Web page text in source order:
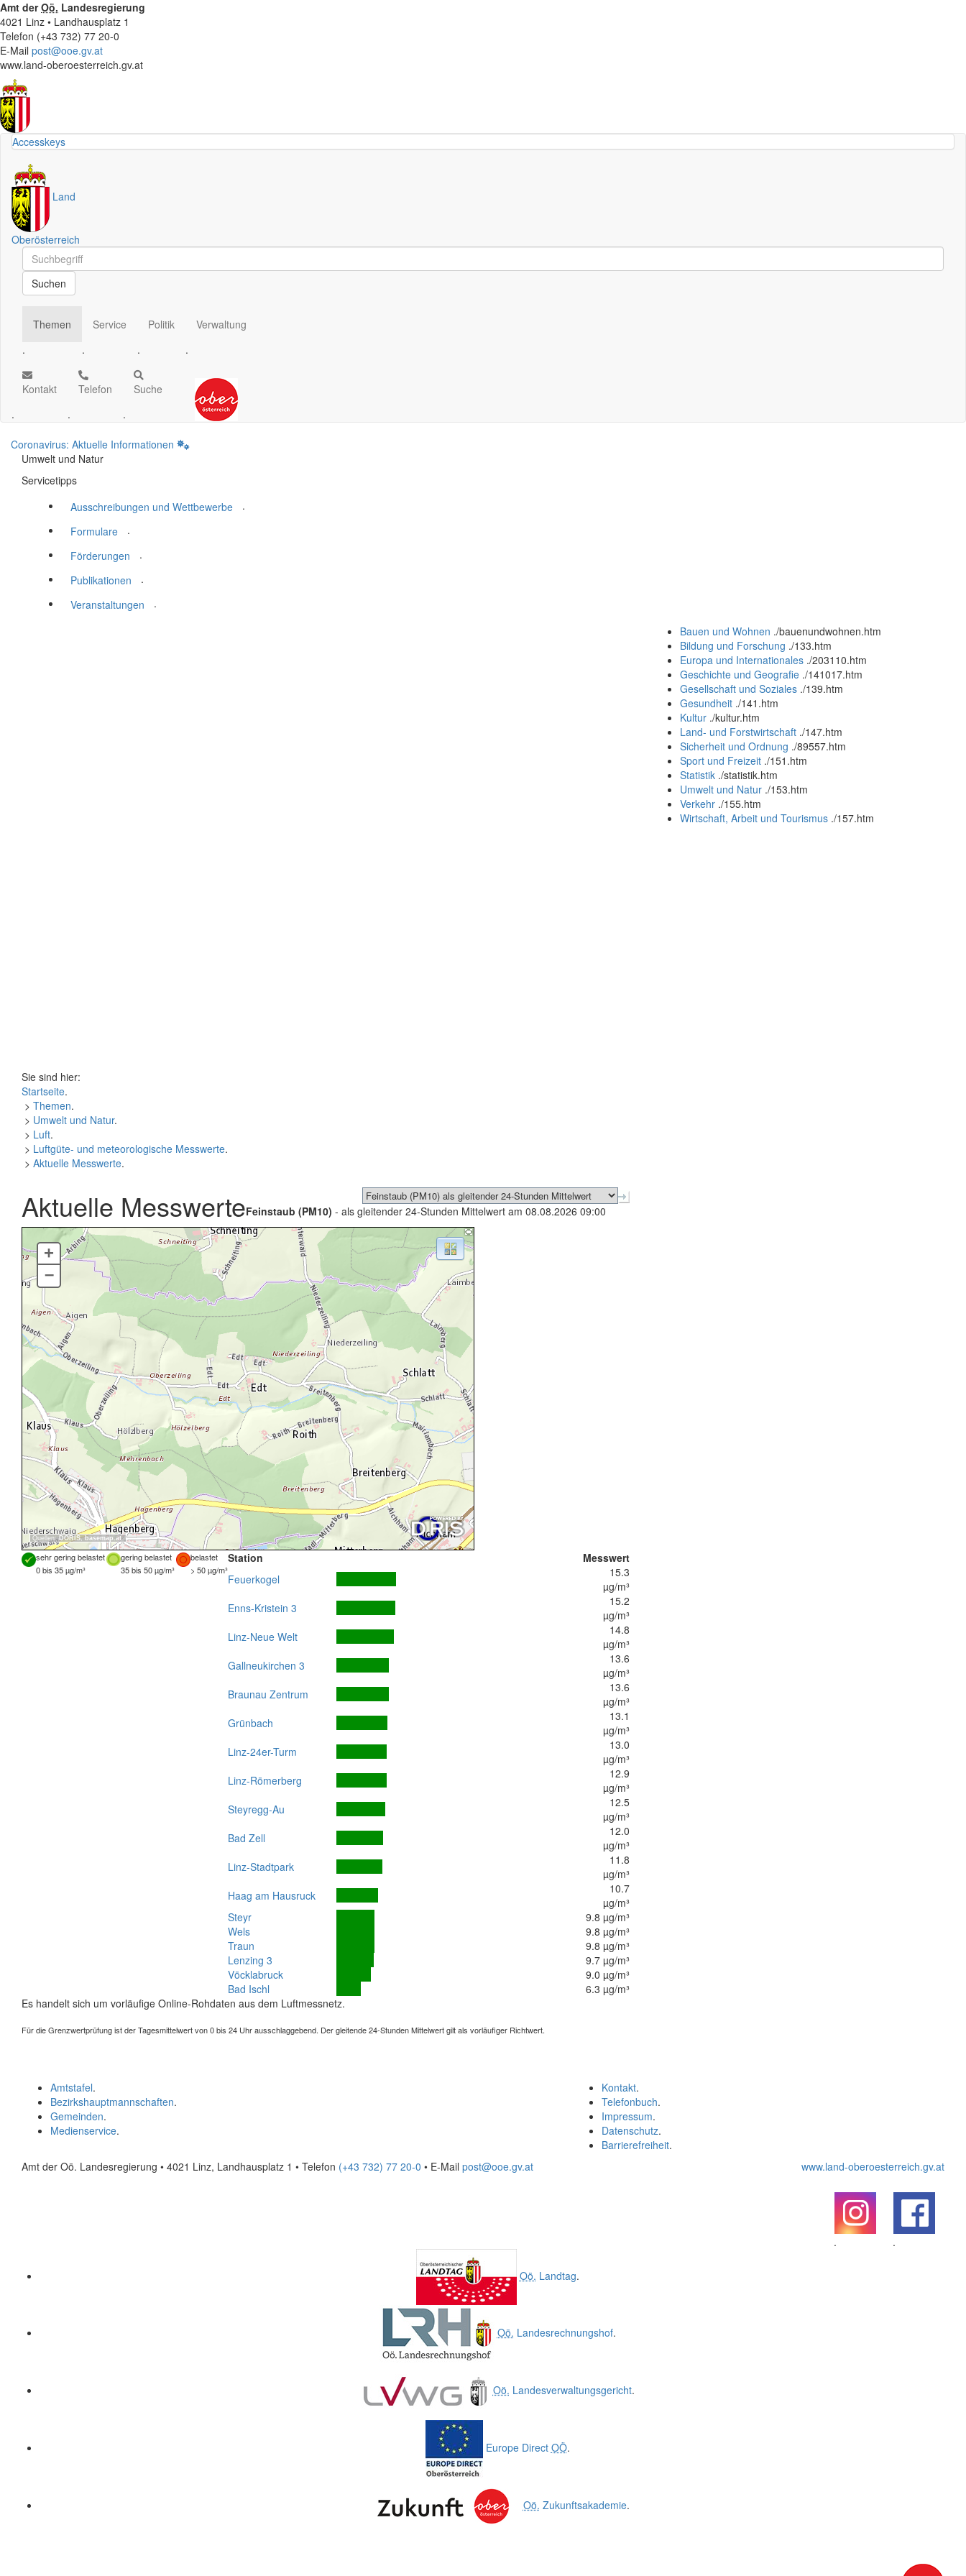
Amt derOö. Landesregierung
4021 Linz • Landhausplatz 1
Telefon (+43 732) 77 20-0
E-Mail post@ooe.gv.at
www.land-oberoesterreich.gv.at
Accesskeys
Land
Oberösterreich
Schnellsuche
Schnellsuche
Suchen
Themen
.
Service
.
Politik
.
Verwaltung
.
Kontakt
.
Telefon
.
Suche
.
Coronavirus: Aktuelle Informationen
Umwelt und Natur
Servicetipps
Ausschreibungen und Wettbewerbe
.
Formulare
.
Förderungen
.
Publikationen
.
Veranstaltungen
.
Bauen und Wohnen ./bauenundwohnen.htm
Bildung und Forschung ./133.htm
Europa und Internationales ./203110.htm
Geschichte und Geografie ./141017.htm
Gesellschaft und Soziales ./139.htm
Gesundheit ./141.htm
Kultur ./kultur.htm
Land- und Forstwirtschaft ./147.htm
Sicherheit und Ordnung ./89557.htm
Sport und Freizeit ./151.htm
Statistik ./statistik.htm
Umwelt und Natur ./153.htm
Verkehr ./155.htm
Wirtschaft, Arbeit und Tourismus ./157.htm
Sie sind hier:
Startseite.
> Themen.
> Umwelt und Natur.
> Luft.
> Luftgüte- und meteorologische Messwerte.
> Aktuelle Messwerte.
Aktuelle MesswerteFeinstaub (PM10) - als gleitender 24-Stunden Mittelwert am 08.08.2026 09:00
Quellen: DORIS,basemap.at
+
–
sehr gering belastet gering belastet
belastet
0 bis 35 µg/m³
35 bis 50 µg/m³ > 50 µg/m³
Station
Messwert
Feuerkogel
15.3
µg/m³
Enns-Kristein 3
15.2
µg/m³
Linz-Neue Welt
14.8
µg/m³
Gallneukirchen 3
13.6
µg/m³
Braunau Zentrum
13.6
µg/m³
Grünbach
13.1
µg/m³
Linz-24er-Turm
13.0
µg/m³
Linz-Römerberg
12.9
µg/m³
Steyregg-Au
12.5
µg/m³
Bad Zell
12.0
µg/m³
Linz-Stadtpark
11.8
µg/m³
Haag am Hausruck
10.7
µg/m³
Steyr
9.8 µg/m³
Wels
9.8 µg/m³
Traun
9.8 µg/m³
Lenzing 3
9.7 µg/m³
Vöcklabruck
9.0 µg/m³
Bad Ischl
6.3 µg/m³
Es handelt sich um vorläufige Online-Rohdaten aus dem Luftmessnetz.
Für die Grenzwertprüfung ist der Tagesmittelwert von 0 bis 24 Uhr ausschlaggebend. Der gleitende 24-Stunden Mittelwert gilt als vorläufiger Richtwert.
Kontakt.
Telefonbuch.
Impressum.
Datenschutz.
Barrierefreiheit.
Amtstafel.
Bezirkshauptmannschaften.
Gemeinden.
Medienservice.
Amt der Oö. Landesregierung • 4021 Linz, Landhausplatz 1 • Telefon (+43 732) 77 20-0 • E-Mail post@ooe.gv.at www.land-oberoesterreich.gv.at
.
.
Oö. Landtag.
Oö. Landesrechnungshof.
Oö. Landesverwaltungsgericht.
Europe Direct OÖ.
Oö. Zukunftsakademie.